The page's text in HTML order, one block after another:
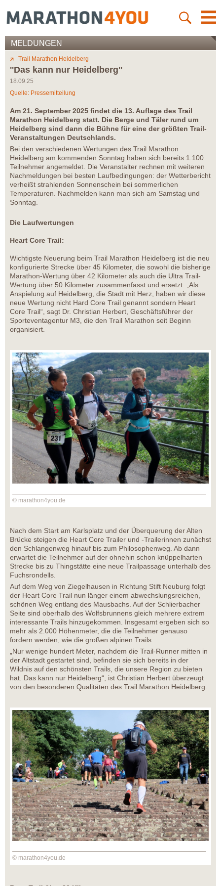
MELDUNGEN
Trail Marathon Heidelberg
''Das kann nur Heidelberg''
18.09.25
Quelle: Pressemitteilung
Am 21. September 2025 findet die 13. Auflage des Trail
Marathon Heidelberg statt. Die Berge und Täler rund um
Heidelberg sind dann die Bühne für eine der größten Trail-
Veranstaltungen Deutschlands.
Bei den verschiedenen Wertungen des Trail Marathon
Heidelberg am kommenden Sonntag haben sich bereits 1.100
Teilnehmer angemeldet. Die Veranstalter rechnen mit weiteren
Nachmeldungen bei besten Laufbedingungen: der Wetterbericht
verheißt strahlenden Sonnenschein bei sommerlichen
Temperaturen. Nachmelden kann man sich am Samstag und
Sonntag.
Die Laufwertungen
Heart Core Trail:
Wichtigste Neuerung beim Trail Marathon Heidelberg ist die neu
konfigurierte Strecke über 45 Kilometer, die sowohl die bisherige
Marathon-Wertung über 42 Kilometer als auch die Ultra Trail-
Wertung über 50 Kilometer zusammenfasst und ersetzt. „Als
Anspielung auf Heidelberg, die Stadt mit Herz, haben wir diese
neue Wertung nicht Hard Core Trail genannt sondern Heart
Core Trail“, sagt Dr. Christian Herbert, Geschäftsführer der
Sporteventagentur M3, die den Trail Marathon seit Beginn
organisiert.
© marathon4you.de
Nach dem Start am Karlsplatz und der Überquerung der Alten
Brücke steigen die Heart Core Trailer und -Trailerinnen zunächst
den Schlangenweg hinauf bis zum Philosophenweg. Ab dann
erwartet die Teilnehmer auf der ohnehin schon knüppelharten
Strecke bis zu Thingstätte eine neue Trailpassage unterhalb des
Fuchsrondells.
Auf dem Weg von Ziegelhausen in Richtung Stift Neuburg folgt
der Heart Core Trail nun länger einem abwechslungsreichen,
schönen Weg entlang des Mausbachs. Auf der Schlierbacher
Seite sind oberhalb des Wolfsbrunnens gleich mehrere extrem
interessante Trails hinzugekommen. Insgesamt ergeben sich so
mehr als 2.000 Höhenmeter, die die Teilnehmer genauso
fordern werden, wie die großen alpinen Trails.
„Nur wenige hundert Meter, nachdem die Trail-Runner mitten in
der Altstadt gestartet sind, befinden sie sich bereits in der
Wildnis auf den schönsten Trails, die unsere Region zu bieten
hat. Das kann nur Heidelberg“, ist Christian Herbert überzeugt
von den besonderen Qualitäten des Trail Marathon Heidelberg.
© marathon4you.de